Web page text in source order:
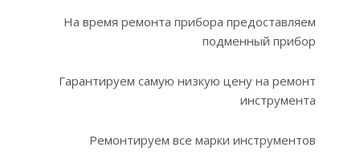
На время ремонта прибора предоставляем
подменный прибор
Гарантируем самую низкую цену на ремонт
инструмента
Ремонтируем все марки инструментов